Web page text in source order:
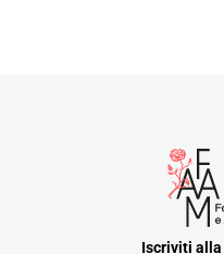
Iscriviti